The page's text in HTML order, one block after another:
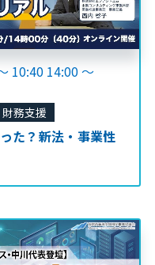
10:40 14:00 ～
財務支援
た？新法・事業性